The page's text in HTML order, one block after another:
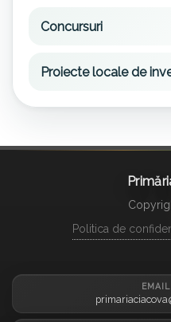
Concursuri
Proiecte locale de
Politica de
EMAIL